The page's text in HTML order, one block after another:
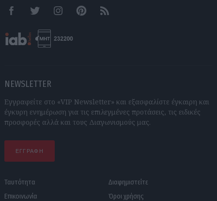
FacebookTwitter InstagramPinterestRSS feeds
NEWSLETTER
Εγγραφείτε στο «VIP Newsletter» και εξασφαλίστε έγκαιρη και
έγκυρη ενημέρωση για τις επιλεγμένες προτάσεις, τις ειδικές
προσφορές αλλά και τους Διαγωνισμούς μας.
ΕΓΓΡΑΦΗ
Ταυτότητα
Επικοινωνία
Διαφημιστείτε
Όροι χρήσης